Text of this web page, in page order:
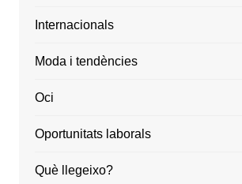
Internacionals
Moda i tendències
Oci
Oportunitats laborals
Què llegeixo?